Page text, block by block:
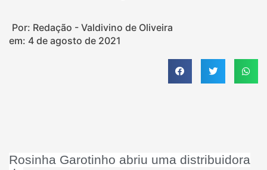
Por: Redação - Valdivino de Oliveira
em: 4 de agosto de 2021
Rosinha Garotinho abriu uma distribuidora